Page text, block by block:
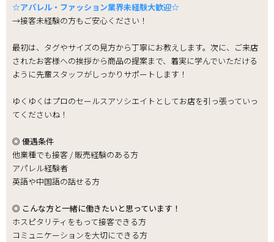
☆アパレル・ファッション業界未経験大歓迎☆
→接客未経験の方もご安心ください！
最初は、タグやサイズの見方から丁寧にお教えします。次に、ご来店
されたお客様への挨拶から商品の提案まで、着実に学んでいただける
ように先輩スタッフがしっかりサポートします！
ゆくゆくはプロのセールスアソシエイトとしてお店を引っ張っていっ
てくださいね！
◎ 優遇条件
他業種でも接客 / 販売経験のある方
アパレル経験者
英語や中国語の話せる方
◎ こんな方と一緒に働きたいと思っています！
ホスピタリティをもって接客できる方
コミュニケーションを大切にできる方